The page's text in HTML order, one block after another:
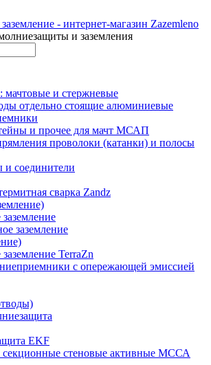
и заземления
и стержневые
отдельно стоящие алюминиевые
и прочее для мачт МСАП
проволоки (катанки) и полосы
соединители
сварка Zandz
заземление
TerraZn
с опережающей эмиссией
EKF
стеновые активные МССА